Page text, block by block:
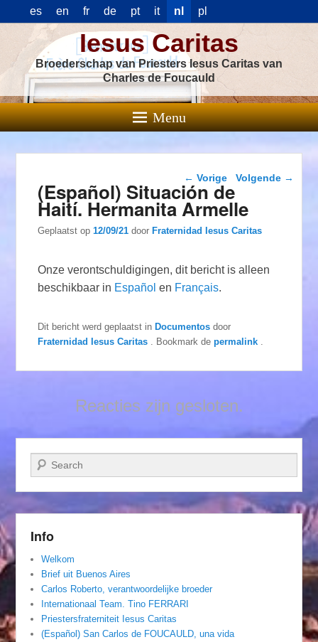
es en fr de pt it nl pl
Iesus Caritas
Broederschap van Priesters Iesus Caritas van
Charles de Foucauld
Menu
Berichtnavigatie
← Vorige Volgende →
(Español) Situación de
Haití. Hermanita Armelle
Geplaatst op12/09/21 doorFraternidad Iesus Caritas
Onze verontschuldigingen, dit bericht is alleen
beschikbaar in Español en Français.
Dit bericht werd geplaatst inDocumentos door
Fraternidad Iesus Caritas
. Bookmark depermalink
Reacties zijn gesloten.
Zoeken
Info
Welkom
Brief uit Buenos Aires
Carlos Roberto, verantwoordelijke broeder
Internationaal Team. Tino FERRARI
Priestersfraterniteit Iesus Caritas
(Español) San Carlos de FOUCAULD, una vida